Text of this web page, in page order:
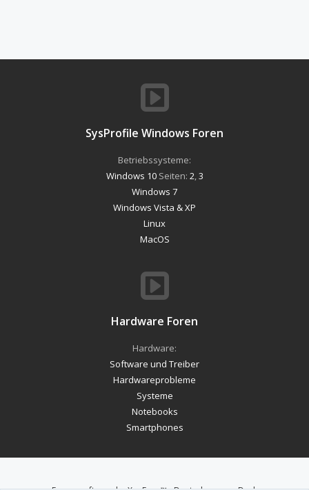
SysProfile Windows Foren
Betriebssysteme:
Windows 10Seiten: 2 3
Windows 7
Windows Vista & XP
Linux
MacOS
Hardware Foren
Hardware:
Software und Treiber
Hardwareprobleme
Systeme
Notebooks
Smartphones